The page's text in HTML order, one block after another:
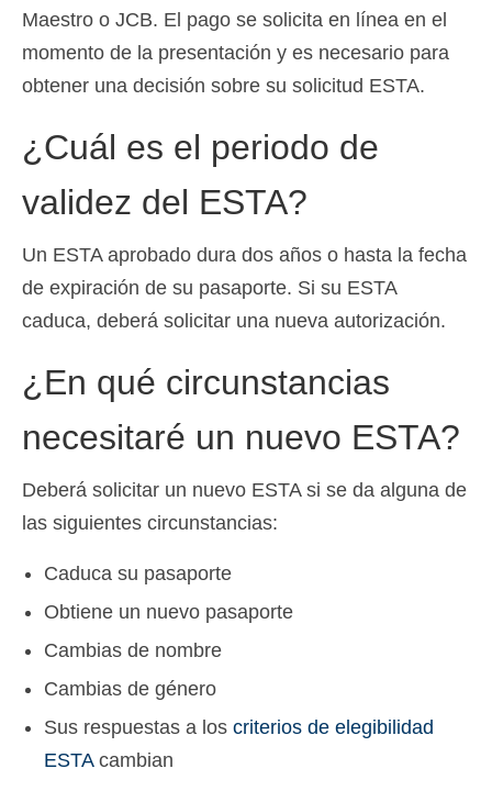
Maestro o JCB. El pago se solicita en línea en el
momento de la presentación y es necesario para
obtener una decisión sobre su solicitud ESTA.
¿Cuál es el periodo de
validez del ESTA?
Un ESTA aprobado dura dos años o hasta la fecha
de expiración de su pasaporte. Si su ESTA
caduca, deberá solicitar una nueva autorización.
¿En qué circunstancias
necesitaré un nuevo ESTA?
Deberá solicitar un nuevo ESTA si se da alguna de
las siguientes circunstancias:
Caduca su pasaporte
Obtiene un nuevo pasaporte
Cambias de nombre
Cambias de género
Sus respuestas a los criterios de elegibilidad
ESTAcambian